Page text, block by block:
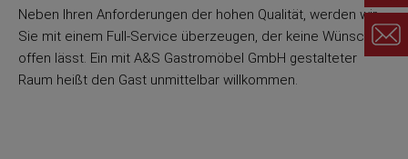
Neben Ihren Anforderungen der hohen Qualität, werden wir
Sie mit einem Full-Service überzeugen, der keine Wünsche
offen lässt. Ein mit A&S Gastromöbel GmbH gestalteter
Raum heißt den Gast unmittelbar willkommen.